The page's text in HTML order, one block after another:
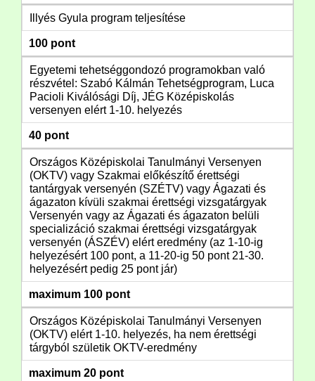
Illyés Gyula program teljesítése
100 pont
Egyetemi tehetséggondozó programokban való
részvétel: Szabó Kálmán Tehetségprogram, Luca
Pacioli Kiválósági Díj, JÉG Középiskolás
versenyen elért 1-10. helyezés
40 pont
Országos Középiskolai Tanulmányi Versenyen
(OKTV) vagy Szakmai előkészítő érettségi
tantárgyak versenyén (SZÉTV) vagy Ágazati és
ágazaton kívüli szakmai érettségi vizsgatárgyak
Versenyén vagy az Ágazati és ágazaton belüli
specializáció szakmai érettségi vizsgatárgyak
versenyén (ÁSZÉV) elért eredmény (az 1-10-ig
helyezésért 100 pont, a 11-20-ig 50 pont 21-30.
helyezésért pedig 25 pont jár)
maximum 100 pont
Országos Középiskolai Tanulmányi Versenyen
(OKTV) elért 1-10. helyezés, ha nem érettségi
tárgyból születik OKTV-eredmény
maximum 20 pont